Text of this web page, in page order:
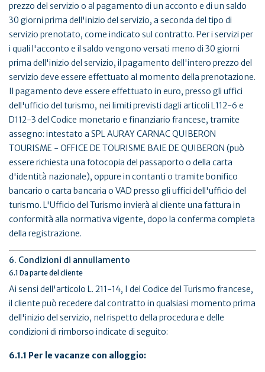
prezzo del servizio o al pagamento di un acconto e di un saldo
30 giorni prima dell'inizio del servizio, a seconda del tipo di
servizio prenotato, come indicato sul contratto. Per i servizi per
i quali l'acconto e il saldo vengono versati meno di 30 giorni
prima dell'inizio del servizio, il pagamento dell'intero prezzo del
servizio deve essere effettuato al momento della prenotazione.
Il pagamento deve essere effettuato in euro, presso gli uffici
dell'ufficio del turismo, nei limiti previsti dagli articoli L112-6 e
D112-3 del Codice monetario e finanziario francese, tramite
assegno: intestato a SPL AURAY CARNAC QUIBERON
TOURISME - OFFICE DE TOURISME BAIE DE QUIBERON (può
essere richiesta una fotocopia del passaporto o della carta
d'identità nazionale), oppure in contanti o tramite bonifico
bancario o carta bancaria o VAD presso gli uffici dell'ufficio del
turismo. L'Ufficio del Turismo invierà al cliente una fattura in
conformità alla normativa vigente, dopo la conferma completa
della registrazione.
6. Condizioni di annullamento
6.1 Da parte del cliente
Ai sensi dell'articolo L. 211-14, I del Codice del Turismo francese,
il cliente può recedere dal contratto in qualsiasi momento prima
dell'inizio del servizio, nel rispetto della procedura e delle
condizioni di rimborso indicate di seguito:
6.1.1 Per le vacanze con alloggio: